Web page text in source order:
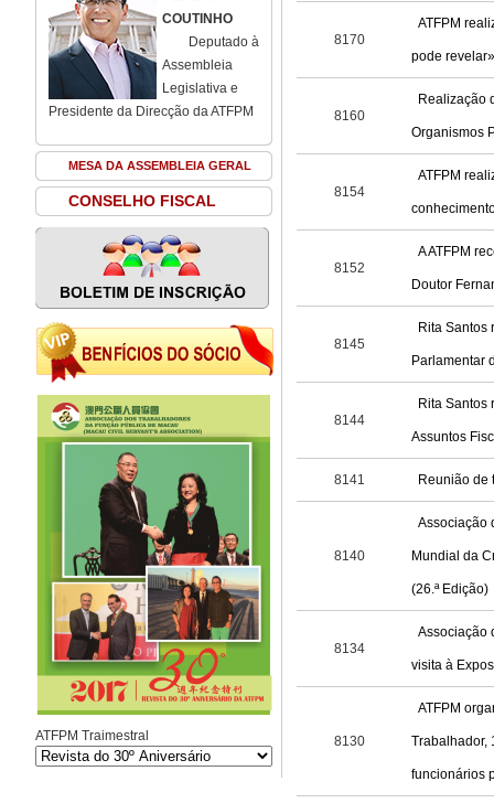
COUTINHO
Deputado à
Assembleia
Legislativa e
Presidente da Direcção da ATFPM
MESA DA ASSEMBLEIA GERAL
CONSELHO FISCAL
ATFPM Traimestral
8170
ATFPM
pode
8160
Realização
Organismos
8154
ATFPM
8152
A ATFPM
Doutor
8145
Rita Santos
Parlamentar
8144
Rita Santos
Assuntos
8141 Reunião de
8140
Associação
Mundial da
(26.ª Edição)
8134
Associação
visita à
8130
ATFPM
Trabalhador,
funcionários